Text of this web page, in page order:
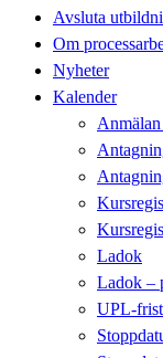
Avsluta
Om
Nyheter
Kalender
Ladok
Ladok –
UPL-